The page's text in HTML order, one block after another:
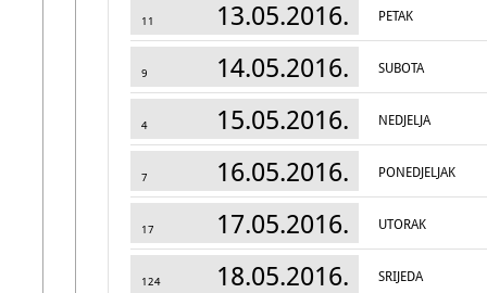
11 13.05.2016. PETAK
9 14.05.2016. SUBOTA
4 15.05.2016. NEDJELJA
7 16.05.2016. PONEDJELJAK
17 17.05.2016. UTORAK
124 18.05.2016. SRIJEDA